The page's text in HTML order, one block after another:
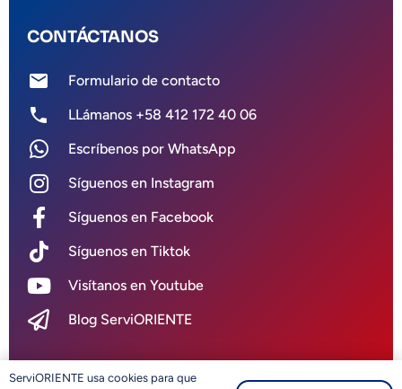
CONTÁCTANOS
mail Formulario de contacto
phone
LLámanos +58 412 172 40 06
Escríbenos por WhatsApp
Síguenos en Instagram
Síguenos en Facebook
Síguenos en Tiktok
Visítanos en Youtube
Blog ServiORIENTE
ServiORIENTE usa cookies para que